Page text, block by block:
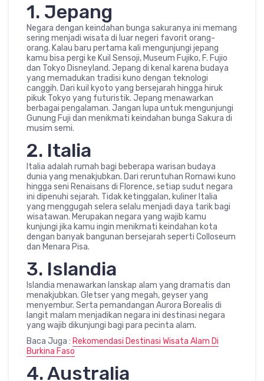
1. Jepang
Negara dengan keindahan bunga sakuranya ini memang
sering menjadi wisata di luar negeri favorit orang-
orang. Kalau baru pertama kali mengunjungi jepang
kamu bisa pergi ke Kuil Sensoji, Museum Fujiko, F. Fujio
dan Tokyo Disneyland. Jepang di kenal karena budaya
yang memadukan tradisi kuno dengan teknologi
canggih. Dari kuil kyoto yang bersejarah hingga hiruk
pikuk Tokyo yang futuristik. Jepang menawarkan
berbagai pengalaman. Jangan lupa untuk mengunjungi
Gunung Fuji dan menikmati keindahan bunga Sakura di
musim semi.
2. Italia
Italia adalah rumah bagi beberapa warisan budaya
dunia yang menakjubkan. Dari reruntuhan Romawi kuno
hingga seni Renaisans di Florence, setiap sudut negara
ini dipenuhi sejarah. Tidak ketinggalan, kuliner Italia
yang menggugah selera selalu menjadi daya tarik bagi
wisatawan. Merupakan negara yang wajib kamu
kunjungi jika kamu ingin menikmati keindahan kota
dengan banyak bangunan bersejarah seperti Colloseum
dan Menara Pisa.
3. Islandia
Islandia menawarkan lanskap alam yang dramatis dan
menakjubkan. Gletser yang megah, geyser yang
menyembur. Serta pemandangan Aurora Borealis di
langit malam menjadikan negara ini destinasi negara
yang wajib dikunjungi bagi para pecinta alam.
Baca Juga : Rekomendasi Destinasi Wisata Alam Di
Burkina Faso
4. Australia